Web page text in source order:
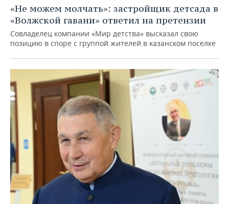
«Не можем молчать»: застройщик детсада в
«Волжской гавани» ответил на претензии
Совладелец компании «Мир детства» высказал свою
позицию в споре с группой жителей в казанском поселке